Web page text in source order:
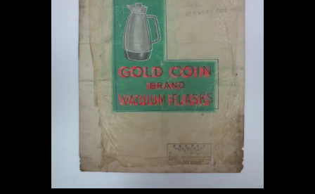
關於M+藏品
探索世界頂級的二十及二十一世紀視覺
文化藏品。